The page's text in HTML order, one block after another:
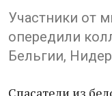
Участники от
опередили
Бельгии,
Спасатели из